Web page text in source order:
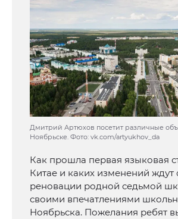
Дмитрий Артюхов посетит различные
Ноябрьске. Фото: vk.com/artyukhov_da
Как прошла первая языковая
Китае и каких изменений ждут
реновации родной седьмой
своими впечатлениями
Ноябрьска. Пожелания ребят